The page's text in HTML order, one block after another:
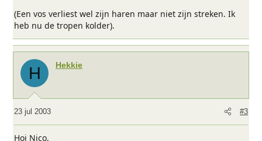
(Een vos verliest wel zijn haren maar niet zijn streken. Ik
heb nu de tropen kolder).
H Hekkie
23 jul 2003 #3
Hoi Nico,